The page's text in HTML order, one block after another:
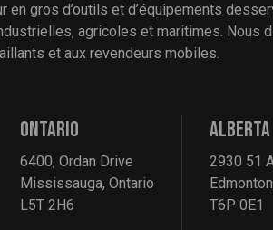
en gros d’outils et d’équipements
agricoles et maritimes. Nous
et aux revendeurs mobiles.
ONTARIO
6400, Ordan Drive
Mississauga, Ontario
L5T 2H6
ALBERTA
2930 51
T6P 0E1